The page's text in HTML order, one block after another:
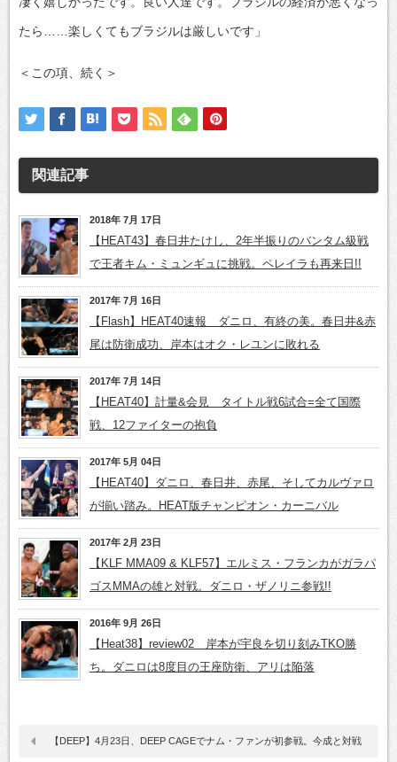
たら……楽しくてもブラジルは厳しいです」
＜この項、続く＞
関連記事
2018年 7月 17日
【HEAT43】春日井たけし、2年半振りのバンタム級戦
で王者キム・ミュンギュに挑戦。ペレイラも再来日!!
2017年 7月 16日
【Flash】HEAT40速報 ダニロ、有終の美。春日井&赤
尾は防衛成功、岸本はオク・レユンに敗れる
2017年 7月 14日
【HEAT40】計量&会見 タイトル戦6試合=全て国際
戦、12ファイターの抱負
2017年 5月 04日
【HEAT40】ダニロ、春日井、赤尾、そしてカルヴァロ
が揃い踏み。HEAT版チャンピオン・カーニバル
2017年 2月 23日
【KLF MMA09 & KLF57】エルミス・フランカがガラパ
ゴスMMAの雄と対戦。ダニロ・ザノリニ参戦!!
2016年 9月 26日
【Heat38】review02 岸本が宇良を切り刻みTKO勝
ち。ダニロは8度目の王座防衛、アリは陥落
【DEEP】4月23日、DEEP CAGEでナム・ファンが初参戦。今成と対戦